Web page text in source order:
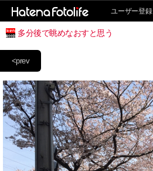
ユーザー登録
多分後で眺めなおすと思う
<prev